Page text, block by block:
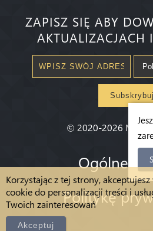
Korzystając z tej strony,
cookie do personalizacji treści i
Twoich zainteresowań
Akceptuj
ZAPISZ SIĘ ABY
AKTUALIZACJACH
Subskrybuj
© 2020-2026
Ogólne
Politykę